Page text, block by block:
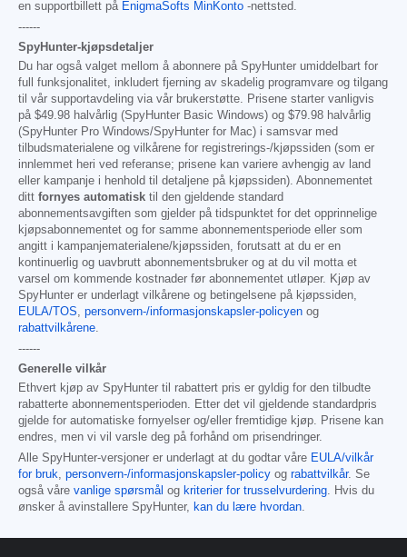
en supportbillett på EnigmaSofts MinKonto -nettsted.
------
SpyHunter-kjøpsdetaljer
Du har også valget mellom å abonnere på SpyHunter umiddelbart for
full funksjonalitet, inkludert fjerning av skadelig programvare og tilgang
til vår supportavdeling via vår brukerstøtte. Prisene starter vanligvis
på $49.98 halvårlig (SpyHunter Basic Windows) og $79.98 halvårlig
(SpyHunter Pro Windows/SpyHunter for Mac) i samsvar med
tilbudsmaterialene og vilkårene for registrerings-/kjøpssiden (som er
innlemmet heri ved referanse; prisene kan variere avhengig av land
eller kampanje i henhold til detaljene på kjøpssiden). Abonnementet
ditt fornyes automatisk til den gjeldende standard
abonnementsavgiften som gjelder på tidspunktet for det opprinnelige
kjøpsabonnementet og for samme abonnementsperiode eller som
angitt i kampanjematerialene/kjøpssiden, forutsatt at du er en
kontinuerlig og uavbrutt abonnementsbruker og at du vil motta et
varsel om kommende kostnader før abonnementet utløper. Kjøp av
SpyHunter er underlagt vilkårene og betingelsene på kjøpssiden,
EULA/TOS
personvern-/informasjonskapsler-policyen og
rabattvilkårene
------
Generelle vilkår
Ethvert kjøp av SpyHunter til rabattert pris er gyldig for den tilbudte
rabatterte abonnementsperioden. Etter det vil gjeldende standardpris
gjelde for automatiske fornyelser og/eller fremtidige kjøp. Prisene kan
endres, men vi vil varsle deg på forhånd om prisendringer.
Alle SpyHunter-versjoner er underlagt at du godtar våre EULA/vilkår
for bruk
personvern-/informasjonskapsler-policy og rabattvilkår. Se
også våre vanlige spørsmål og kriterier for trusselvurdering . Hvis du
ønsker å avinstallere SpyHunter,
kan du lære hvordan